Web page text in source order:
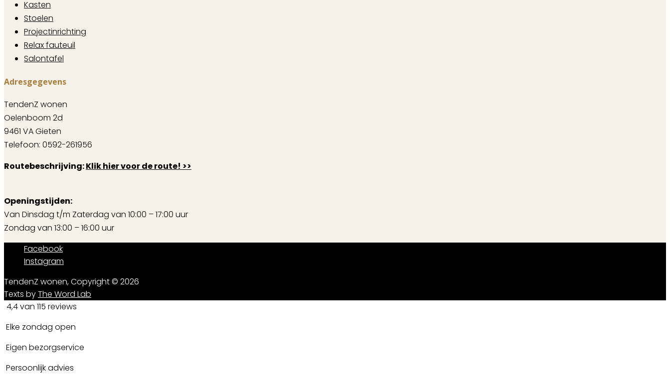
Kasten
Stoelen
Projectinrichting
Relax fauteuil
Salontafel
Adresgegevens
TendenZ wonen
Oelenboom 2d
9461 VA Gieten
Telefoon: 0592-261956
Routebeschrijving:Klik hier voor de route! >>
Openingstijden:
Van Dinsdag t/m Zaterdag van 10:00 – 17:00 uur
Zondag van 13:00 – 16:00 uur
Facebook
Instagram
TendenZ wonen, Copyright © 2026
Texts byThe Word Lab
4,4 van 115 reviews
Elke zondag open
Eigen bezorgservice
Persoonlijk advies